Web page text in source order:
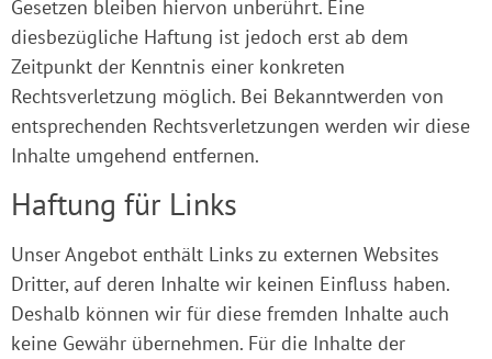
Gesetzen bleiben hiervon unberührt. Eine
diesbezügliche Haftung ist jedoch erst ab dem
Zeitpunkt der Kenntnis einer konkreten
Rechtsverletzung möglich. Bei Bekanntwerden von
entsprechenden Rechtsverletzungen werden wir diese
Inhalte umgehend entfernen.
Haftung für Links
Unser Angebot enthält Links zu externen Websites
Dritter, auf deren Inhalte wir keinen Einfluss haben.
Deshalb können wir für diese fremden Inhalte auch
keine Gewähr übernehmen. Für die Inhalte der